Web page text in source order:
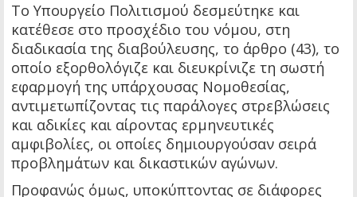
Το Υπουργείο Πολιτισμού δεσμεύτηκε και
κατέθεσε στο προσχέδιο του νόμου, στη
διαδικασία της διαβούλευσης, το άρθρο (43), το
οποίο εξορθολόγιζε και διευκρίνιζε τη σωστή
εφαρμογή της υπάρχουσας Νομοθεσίας,
αντιμετωπίζοντας τις παράλογες στρεβλώσεις
και αδικίες και αίροντας ερμηνευτικές
αμφιβολίες, οι οποίες δημιουργούσαν σειρά
προβλημάτων και δικαστικών αγώνων.
Προφανώς όμως, υποκύπτοντας σε διάφορες